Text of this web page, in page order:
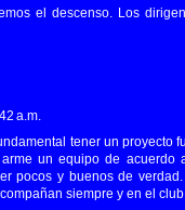
el descenso. Los
a.m.
tener un proyecto
un equipo de acuerdo
pocos y buenos de
siempre y en el